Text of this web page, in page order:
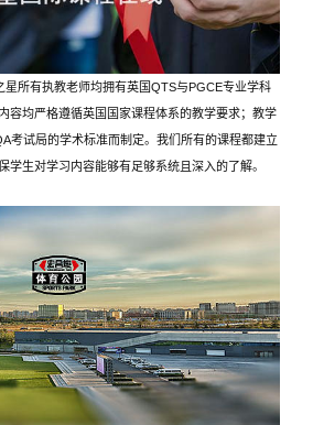
星所有执教老师均拥有英国QTS与PGCE专业学科
容均严格遵循英国国家课程体系的教学要求；教学
考试局的学术标准而制定。我们所有的课程都建立
学生对学习内容能够有足够系统且深入的了解。